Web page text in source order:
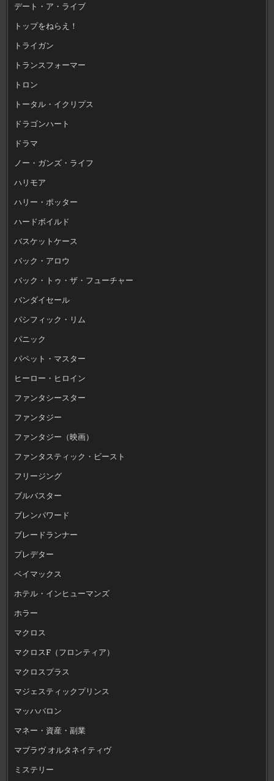
デート・ア・ライブ
トップをねらえ！
トライガン
トランスフォーマー
トロン
トータル・イクリプス
ドラゴンハート
ドラマ
ノー・ガンズ・ライフ
ハリモア
ハリー・ポッター
ハードボイルド
バスケットケース
バック・アロウ
バック・トゥ・ザ・フューチャー
バンダイセール
パシフィック・リム
パニック
パペット・マスター
ヒーロー・ヒロイン
ファンタシースター
ファンタジー
ファンタジー（映画）
ファンタスティック・ビースト
フリージング
ブルバスター
ブレンパワード
ブレードランナー
プレデター
ベイマックス
ホテル・インヒューマンズ
ホラー
マクロス
マクロスF（フロンティア）
マクロスプラス
マジェスティックプリンス
マッハバロン
マネー・資産・副業
マブラヴ オルタネイティヴ
ミステリー